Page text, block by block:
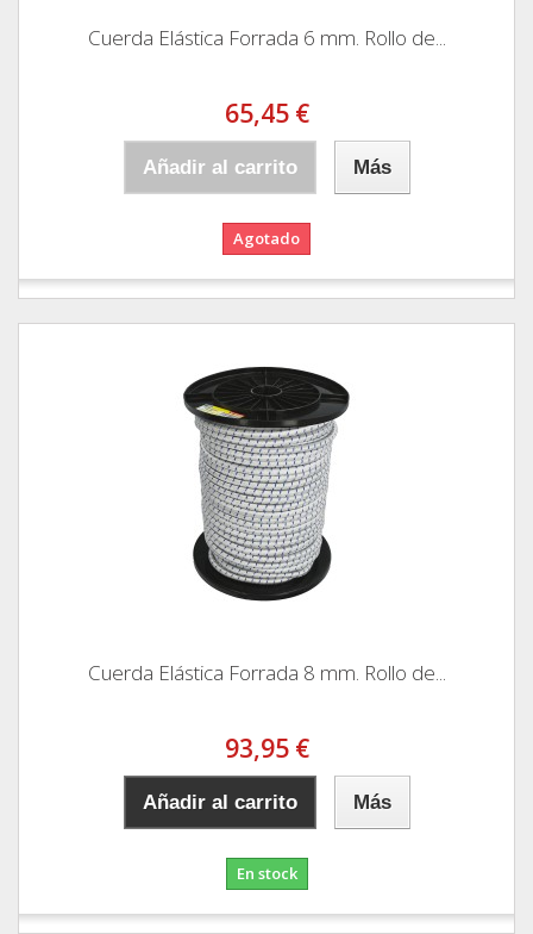
Cuerda Elástica Forrada 6 mm. Rollo de...
65,45 €
Añadir al carrito Más
Agotado
Cuerda Elástica Forrada 8 mm. Rollo de...
93,95 €
Añadir al carrito Más
En stock